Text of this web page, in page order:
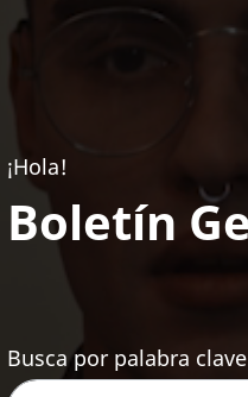
¡Hola!
Boletín
Busca por palabra